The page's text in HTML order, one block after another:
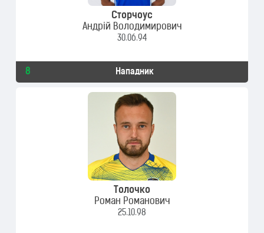
Сторчоус
Андрій Володимирович
30.06.94
8 Нападник
Толочко
Роман Романович
25.10.98